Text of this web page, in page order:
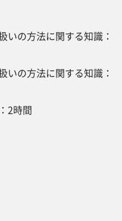
いの方法に関する知識：
いの方法に関する知識：
2時間